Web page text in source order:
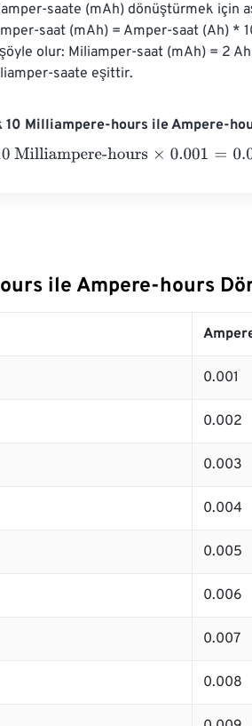
saate (mAh) dönüştürmek için
saat (mAh) = Amper-saat (Ah) *
olur: Miliamper-saat (mAh) = 2
saate eşittir.
10 Milliampere-hours ile Ampere-
hours×0.001= 0.01 Ampere-
ile Ampere-hours
0.001
0.002
0.003
0.004
0.005
0.006
0.007
0.008